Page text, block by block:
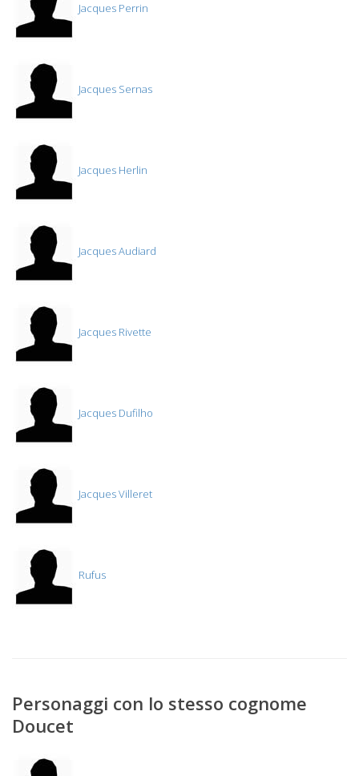
Jacques Perrin
Jacques Sernas
Jacques Herlin
Jacques Audiard
Jacques Rivette
Jacques Dufilho
Jacques Villeret
Rufus
Personaggi con lo stesso cognome
Doucet